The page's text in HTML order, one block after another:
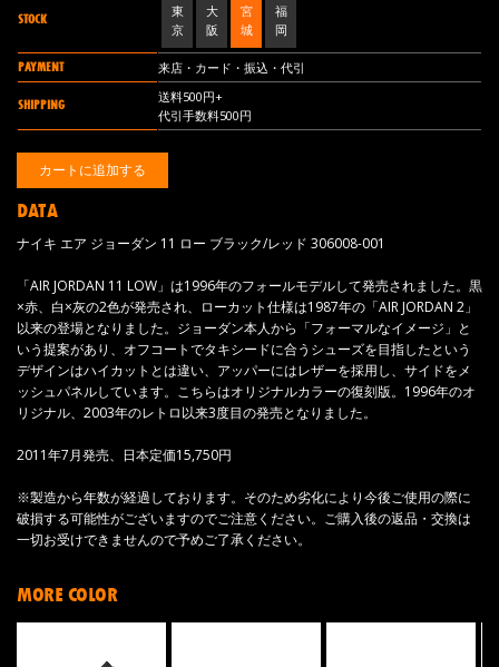
STOCK
東
京
大
阪
宮
城
福
岡
PAYMENT 来店・カード・振込・代引
SHIPPING
送料500円+
代引手数料500円
DATA
ナイキ エア ジョーダン 11 ロー ブラック/レッド 306008-001
「AIR JORDAN 11 LOW」は1996年のフォールモデルして発売されました。黒
×赤、白×灰の2色が発売され、ローカット仕様は1987年の「AIR JORDAN 2」
以来の登場となりました。ジョーダン本人から「フォーマルなイメージ」と
いう提案があり、オフコートでタキシードに合うシューズを目指したという
デザインはハイカットとは違い、アッパーにはレザーを採用し、サイドをメ
ッシュパネルしています。こちらはオリジナルカラーの復刻版。1996年のオ
リジナル、2003年のレトロ以来3度目の発売となりました。
2011年7月発売、日本定価15,750円
※製造から年数が経過しております。そのため劣化により今後ご使用の際に
破損する可能性がございますのでご注意ください。ご購入後の返品・交換は
一切お受けできませんので予めご了承ください。
MORE COLOR